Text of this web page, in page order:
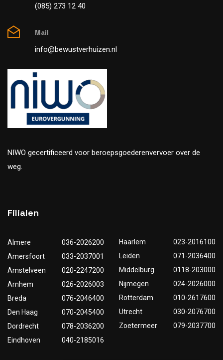
(085) 273 12 40
Mail
info@bewustverhuizen.nl
NIWO gecertificeerd voor beroepsgoederenvervoer over de
weg.
Filialen
Almere
036-2026200
Amersfoort
033-2037001
Amstelveen
020-2247200
Arnhem
026-2026003
Breda
076-2046400
Den Haag
070-2045400
Dordrecht
078-2036200
Eindhoven
040-2185016
Haarlem
023-2016100
Leiden
071-2036400
Middelburg
0118-203000
Nijmegen
024-2026000
Rotterdam
010-2617600
Utrecht
030-2076700
Zoetermeer
079-2037700